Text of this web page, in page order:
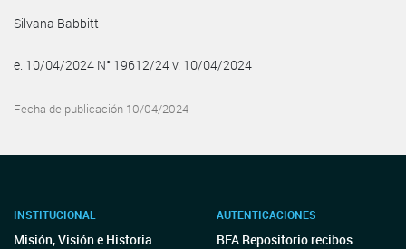
Silvana Babbitt
e. 10/04/2024 N° 19612/24 v. 10/04/2024
Fecha de publicación 10/04/2024
INSTITUCIONAL
Misión, Visión e Historia
AUTENTICACIONES
BFA Repositorio recibos